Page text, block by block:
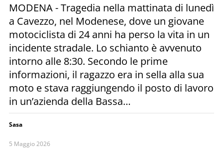
MODENA - Tragedia nella mattinata di lunedì
a Cavezzo, nel Modenese, dove un giovane
motociclista di 24 anni ha perso la vita in un
incidente stradale. Lo schianto è avvenuto
intorno alle 8:30. Secondo le prime
informazioni, il ragazzo era in sella alla sua
moto e stava raggiungendo il posto di lavoro
in un’azienda della Bassa…
Sasa
5 Maggio 2026